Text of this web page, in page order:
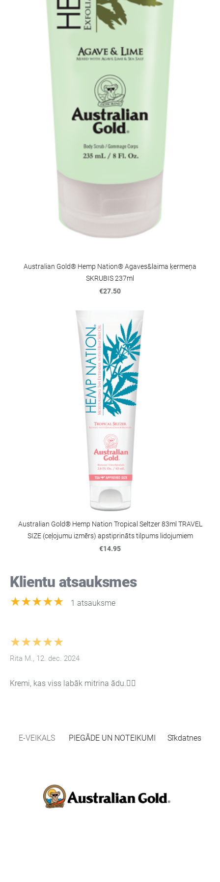
Australian Gold® Hemp Nation® Agaves&laima ķermeņa
SKRUBIS 237ml
€27.50
Australian Gold® Hemp Nation Tropical Seltzer 83ml TRAVEL
SIZE (ceļojumu izmērs) apstiprināts tilpums lidojumiem
€14.95
Klientu atsauksmes
★★★★★ 1 atsauksme
★★★★★
Rita M., 12. dec. 2024
Kremi, kas viss labāk mitrina ādu.👍🏻
E-VEIKALS PIEGĀDE UN NOTEIKUMI Sīkdatnes